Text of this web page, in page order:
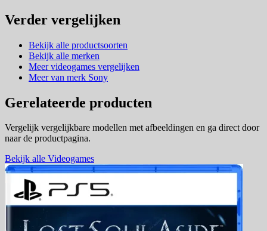
Verder vergelijken
Bekijk alle productsoorten
Bekijk alle merken
Meer videogames vergelijken
Meer van merk Sony
Gerelateerde producten
Vergelijk vergelijkbare modellen met afbeeldingen en ga direct door
naar de productpagina.
Bekijk alle Videogames